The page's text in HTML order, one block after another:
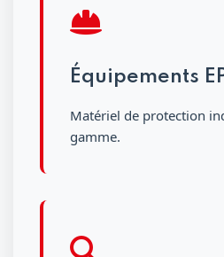
Équipements
Matériel de protection
gamme.